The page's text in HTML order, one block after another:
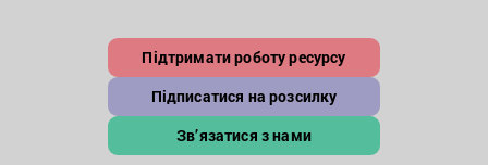
Підтримати роботу ресурсу
Підписатися на розсилку
Зв’язатися з нами